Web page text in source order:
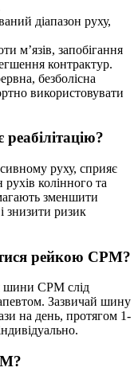
діапазон руху,
м’язів, запобігання
контрактур.
безболісна
використовувати
руху, сприяє
рухів колінного та
зменшити
знизити ризик
рейкою CPM?
шини CPM слід
Зазвичай шину
на день, протягом 1-